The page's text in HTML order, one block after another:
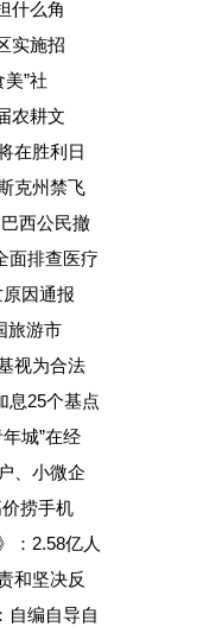
什么角
实施招
”社
农耕文
在胜利日
克州禁飞
西公民撤
面排查医疗
因通报
旅游市
视为合法
息25个基点
城”在经
、小微企
捞手机
：2.58亿人
和坚决反
自编自导自